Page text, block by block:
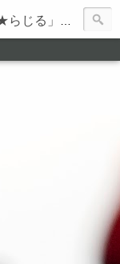
の録音履歴